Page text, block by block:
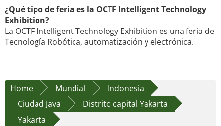
¿Qué tipo de feria es la OCTF Intelligent Technology
Exhibition?
La OCTF Intelligent Technology Exhibition es una feria de
Tecnología Robótica, automatización y electrónica.
Home Mundial
Indonesia
Ciudad Java
Distrito capital Yakarta
Yakarta